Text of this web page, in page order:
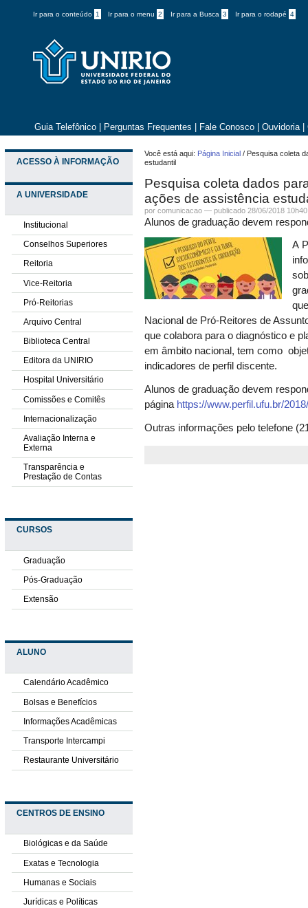
Ir para o conteúdo 1 Ir para o menu 2 Ir para a Busca 3 Ir para o rodapé 4
Guia Telefônico Perguntas Frequentes Fale Conosco Ouvidoria
ACESSO À INFORMAÇÃO
A UNIVERSIDADE
Institucional
Conselhos Superiores
Reitoria
Vice-Reitoria
Pró-Reitorias
Arquivo Central
Biblioteca Central
Editora da UNIRIO
Hospital Universitário
Comissões e Comitês
Internacionalização
Avaliação Interna e
Externa
Transparência e
Prestação de Contas
CURSOS
Graduação
Pós-Graduação
Extensão
ALUNO
Calendário Acadêmico
Bolsas e Benefícios
Informações Acadêmicas
Transporte Intercampi
Restaurante Universitário
CENTROS DE ENSINO
Biológicas e da Saúde
Exatas e Tecnologia
Humanas e Sociais
Jurídicas e Políticas
Você está aqui: Página Inicial / Pesquisa coleta
estudantil
Pesquisa coleta dados
ações de assistência
por comunicacao —publicado 28/06/2018
Alunos de graduação devem
A
Nacional de Pró-Reitores de
que colabora para o diagnóstico e
em âmbito nacional, tem como
indicadores de perfil discente.
Alunos de graduação devem
página https://www.perfil.ufu.br/
Outras informações pelo telefone